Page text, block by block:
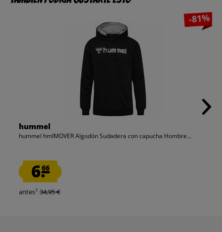
-81%
hummel
hummel hmlMOVER Algodón Sudadera con capucha Hombre...
6.66
antes1 34,95 €